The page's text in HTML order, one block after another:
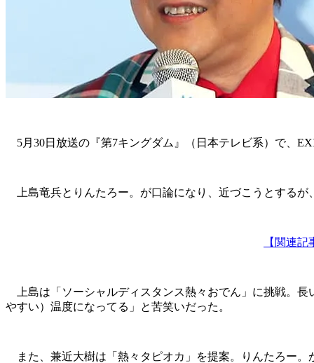
5月30日放送の『第7キングダム』（日本テレビ系）で、
上島竜兵とりんたろー。が口論になり、近づこうとする
【関連
上島は「ソーシャルディスタンス熱々おでん」に挑戦。長
やすい）温度になってる」と苦笑いだった。
また、兼近大樹は「熱々タピオカ」を提案。りんたろー